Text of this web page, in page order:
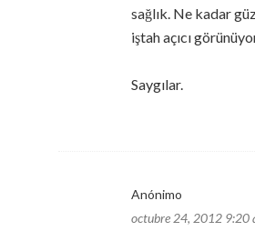
sağlık. Ne kadar
iştah açıcı
Saygılar.
Anónimo
octubre 24, 2012 9:20